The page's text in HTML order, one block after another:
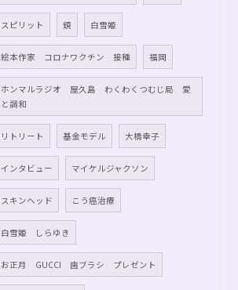
スピリット 鏡 白雪姫
絵本作家 コロナワクチン 接種 福岡
ホンマルラジオ 屋久島 わくわくつむじ局 愛
と調和
リトリート 基金モデル 大橋幸子
インタビュー マイケルジャクソン
スキンヘッド こう癌治療
白雪姫 しらゆき
お正月 GUCCI 歯ブラシ プレゼント